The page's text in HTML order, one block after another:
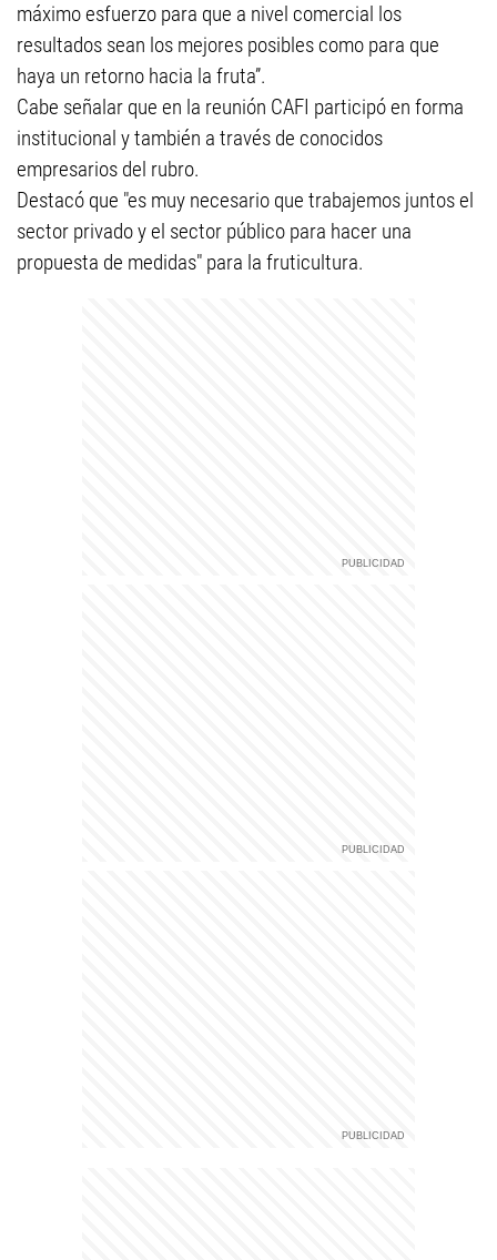
máximo esfuerzo para que a nivel comercial los
resultados sean los mejores posibles como para que
haya un retorno hacia la fruta”.
Cabe señalar que en la reunión CAFI participó en forma
institucional y también a través de conocidos
empresarios del rubro.
Destacó que "es muy necesario que trabajemos juntos el
sector privado y el sector público para hacer una
propuesta de medidas" para la fruticultura.